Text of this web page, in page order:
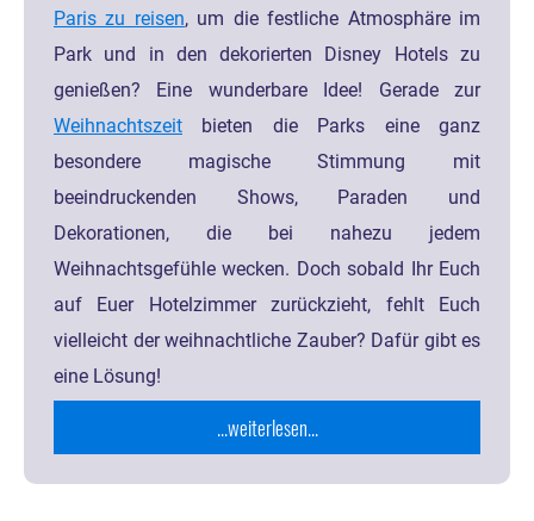
Paris zu reisen, um die festliche Atmosphäre im
Park und in den dekorierten Disney Hotels zu
genießen? Eine wunderbare Idee! Gerade zur
Weihnachtszeit bieten die Parks eine ganz
besondere magische Stimmung mit
beeindruckenden Shows, Paraden und
Dekorationen, die bei nahezu jedem
Weihnachtsgefühle wecken. Doch sobald Ihr Euch
auf Euer Hotelzimmer zurückzieht, fehlt Euch
vielleicht der weihnachtliche Zauber? Dafür gibt es
eine Lösung!
...weiterlesen...